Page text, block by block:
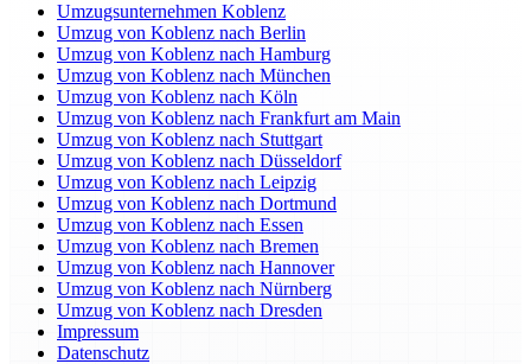
Umzugsunternehmen Koblenz
Umzug von Koblenz nach Berlin
Umzug von Koblenz nach Hamburg
Umzug von Koblenz nach München
Umzug von Koblenz nach Köln
Umzug von Koblenz nach Frankfurt am Main
Umzug von Koblenz nach Stuttgart
Umzug von Koblenz nach Düsseldorf
Umzug von Koblenz nach Leipzig
Umzug von Koblenz nach Dortmund
Umzug von Koblenz nach Essen
Umzug von Koblenz nach Bremen
Umzug von Koblenz nach Hannover
Umzug von Koblenz nach Nürnberg
Umzug von Koblenz nach Dresden
Impressum
Datenschutz